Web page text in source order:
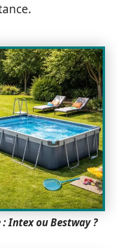
Intex ou Bestway ?